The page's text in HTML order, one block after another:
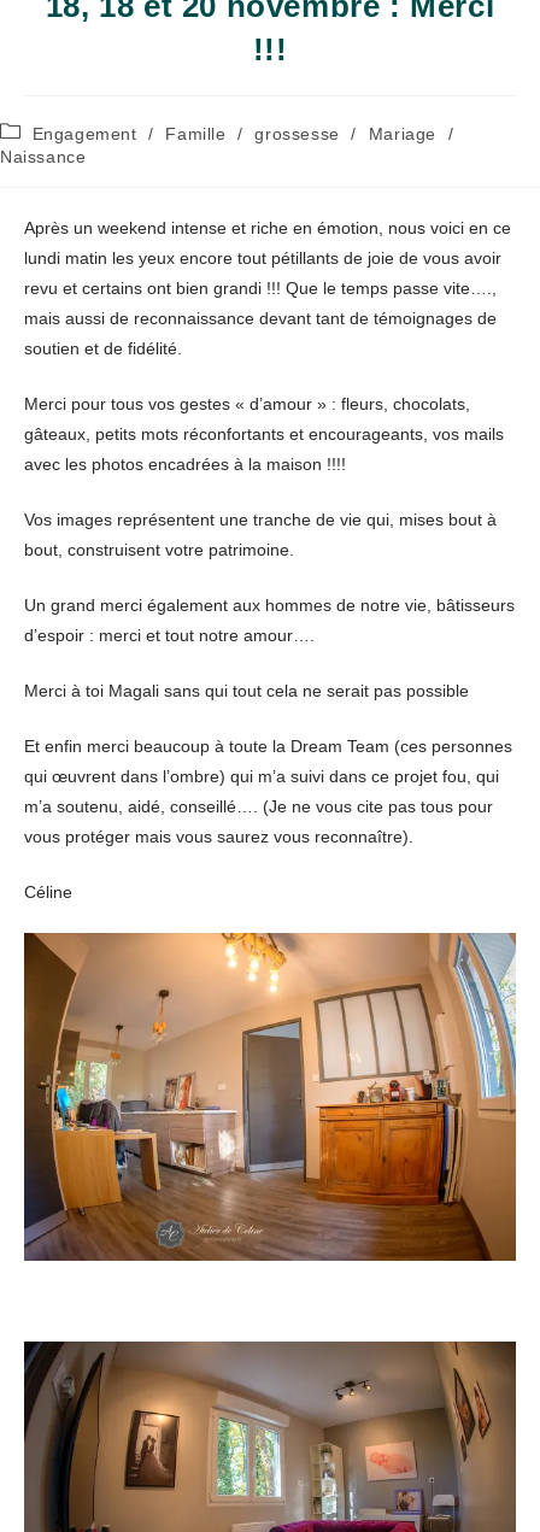
!!!
Post
category:
Engagement / Famille / grossesse / Mariage
/
Naissance
Après un weekend intense et riche en émotion, nous voici en ce
lundi matin les yeux encore tout pétillants de joie de vous avoir
revu et certains ont bien grandi !!! Que le temps passe vite….,
mais aussi de reconnaissance devant tant de témoignages de
soutien et de fidélité.
Merci pour tous vos gestes « d’amour » : fleurs, chocolats,
gâteaux, petits mots réconfortants et encourageants, vos mails
avec les photos encadrées à la maison !!!!
Vos images représentent une tranche de vie qui, mises bout à
bout, construisent votre patrimoine.
Un grand merci également aux hommes de notre vie, bâtisseurs
d’espoir : merci et tout notre amour….
Merci à toi Magali sans qui tout cela ne serait pas possible
Et enfin merci beaucoup à toute la Dream Team (ces personnes
qui œuvrent dans l’ombre) qui m’a suivi dans ce projet fou, qui
m’a soutenu, aidé, conseillé…. (Je ne vous cite pas tous pour
vous protéger mais vous saurez vous reconnaître).
Céline